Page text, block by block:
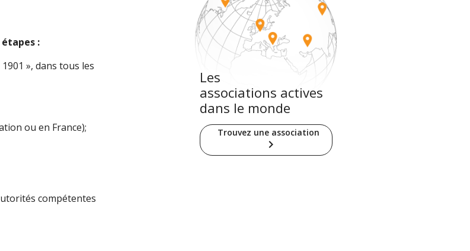
:
», dans tous les
ou en France);
compétentes
Les
associations actives
dans le monde
Trouvez une association
keyboard_arrow_right